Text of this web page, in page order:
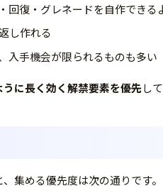
回復・グレネードを自作できる
し作れる
入手機会が限られるものも多い
に長く効く解禁要素を優先し
集める優先度は次の通りです。